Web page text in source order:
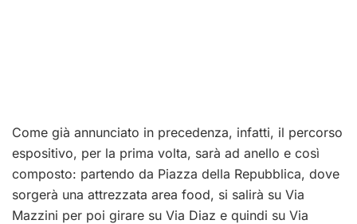
Come già annunciato in precedenza, infatti, il percorso
espositivo, per la prima volta, sarà ad anello e così
composto: partendo da Piazza della Repubblica, dove
sorgerà una attrezzata area food, si salirà su Via
Mazzini per poi girare su Via Diaz e quindi su Via